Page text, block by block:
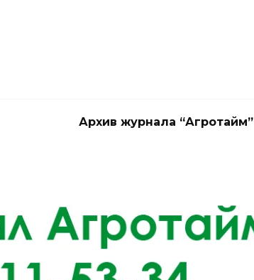
Архив журнала “Агротайм”